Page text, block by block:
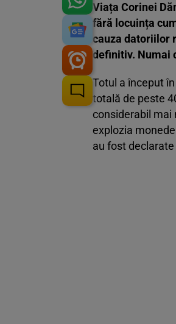
Viața Corinei
fără locuința
cauza datoriilor
definitiv. Numai
Totul a început
totală de peste
considerabil mai
explozia
au fost